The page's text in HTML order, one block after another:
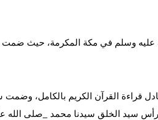
وسلم في مكة المكرمة، حيث ضمت
قراءة القرآن الكريم بالكامل،
رأس سيد الخلق سيدنا محمد _صلى الله